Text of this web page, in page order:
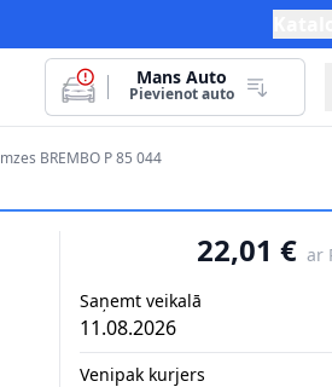
Mans Auto
Pievienot auto
BREMBO P 85 044
22,01 € ar
Saņemt veikalā
11.08.2026
Venipak kurjers